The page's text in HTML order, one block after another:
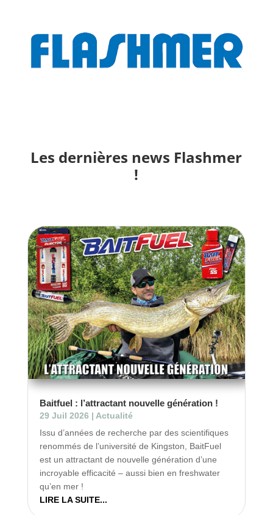
Les dernières news Flashmer
!
Baitfuel : l’attractant nouvelle génération !
29 Juil 2026 | Actualité
Issu d’années de recherche par des scientifiques
renommés de l’université de Kingston, BaitFuel
est un attractant de nouvelle génération d’une
incroyable efficacité – aussi bien en freshwater
qu’en mer !
LIRE LA SUITE...